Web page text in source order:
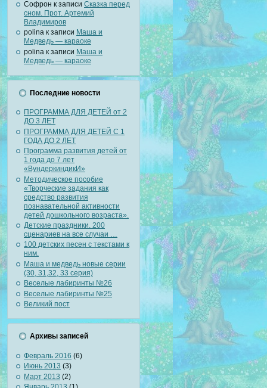
Софрон к записи Сказка перед
сном. Прот. Артемий
Владимиров
polina к записи Маша и
Медведь — караоке
polina к записи Маша и
Медведь — караоке
Последние новости
ПРОГРАММА ДЛЯ ДЕТЕЙ от 2
ДО 3 ЛЕТ
ПРОГРАММА ДЛЯ ДЕТЕЙ С 1
ГОДА ДО 2 ЛЕТ
Программа развития детей от
1 года до 7 лет
«ВундеркиндикИ»
Методическое пособие
«Творческие задания как
средство развития
познавательной активности
детей дошкольного возраста».
Детские праздники. 200
сценариев на все случаи …
100 детских песен с текстами к
ним.
Маша и медведь новые серии
(30, 31,32, 33 серия)
Веселые лабиринты №26
Веселые лабиринты №25
Великий пост
Архивы записей
Февраль 2016 (6)
Июнь 2013 (3)
Март 2013 (2)